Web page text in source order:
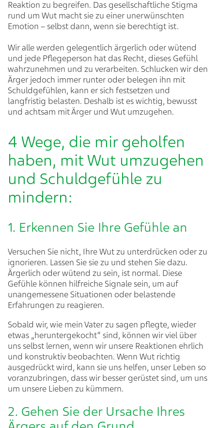
Reaktion zu begreifen. Das gesellschaftliche Stigma
rund um Wut macht sie zu einer unerwünschten
Emotion – selbst dann, wenn sie berechtigt ist.
Wir alle werden gelegentlich ärgerlich oder wütend
und jede Pflegeperson hat das Recht, dieses Gefühl
wahrzunehmen und zu verarbeiten. Schlucken wir den
Ärger jedoch immer runter oder belegen ihn mit
Schuldgefühlen, kann er sich festsetzen und
langfristig belasten. Deshalb ist es wichtig, bewusst
und achtsam mit Ärger und Wut umzugehen.
4 Wege, die mir geholfen
haben, mit Wut umzugehen
und Schuldgefühle zu
mindern:
1. Erkennen Sie Ihre Gefühle an
Versuchen Sie nicht, Ihre Wut zu unterdrücken oder zu
ignorieren. Lassen Sie sie zu und stehen Sie dazu.
Ärgerlich oder wütend zu sein, ist normal. Diese
Gefühle können hilfreiche Signale sein, um auf
unangemessene Situationen oder belastende
Erfahrungen zu reagieren.
Sobald wir, wie mein Vater zu sagen pflegte, wieder
etwas „heruntergekocht“ sind, können wir viel über
uns selbst lernen, wenn wir unsere Reaktionen ehrlich
und konstruktiv beobachten. Wenn Wut richtig
ausgedrückt wird, kann sie uns helfen, unser Leben so
voranzubringen, dass wir besser gerüstet sind, um uns
um unsere Lieben zu kümmern.
2. Gehen Sie der Ursache Ihres